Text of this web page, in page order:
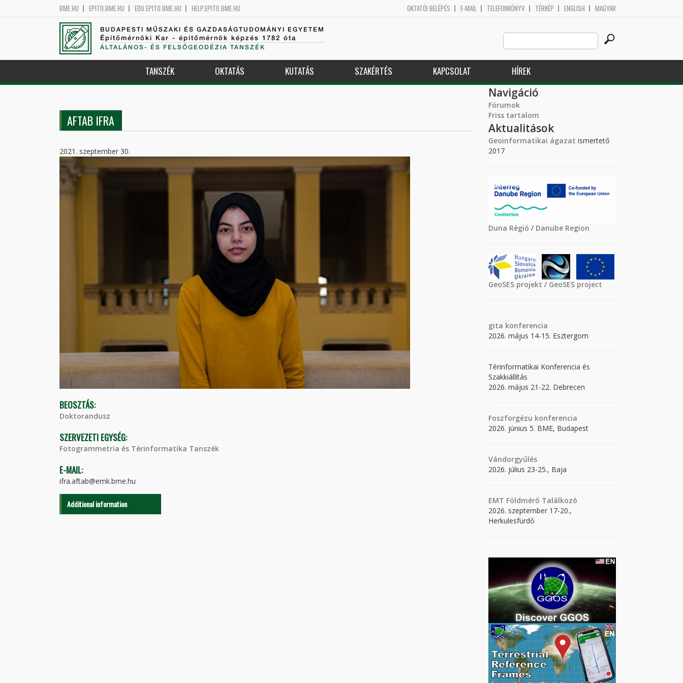
BME.HU EPITO.BME.HU EDU.EPITO.BME.HU HELP.EPITO.BME.HU OKTATÓI BELÉPÉS E-MAIL TELEFONKÖNYV TÉRKÉP ENGLISH MAGYAR
BUDAPESTI MŰSZAKI ÉS GAZDASÁGTUDOMÁNYI EGYETEM
Építőmérnöki Kar - építőmérnök képzés 1782 óta
ÁLTALÁNOS- ÉS FELSŐGEODÉZIA TANSZÉK
Search
this
site
TANSZÉK OKTATÁS KUTATÁS SZAKÉRTÉS KAPCSOLAT HÍREK
AFTAB IFRA
2021. szeptember 30.
BEOSZTÁS:
Doktorandusz
SZERVEZETI EGYSÉG:
Fotogrammetria és Térinformatika Tanszék
E-MAIL:
ifra.aftab@emk.bme.hu
Additional information
Navigáció
Fórumok
Friss tartalom
Aktualitások
Geoinformatikai ágazat ismertető
2017
Duna Régió / Danube Region
GeoSES projekt / GeoSES project
gita konferencia
2026. május 14-15. Esztergom
Térinformatikai Konferencia és
Szakkiállítás
2026. május 21-22. Debrecen
Foszforgézu konferencia
2026. június 5. BME, Budapest
Vándorgyűlés
2026. július 23-25., Baja
EMT Földmérő Találkozó
2026. szeptember 17-20.,
Herkulesfürdő